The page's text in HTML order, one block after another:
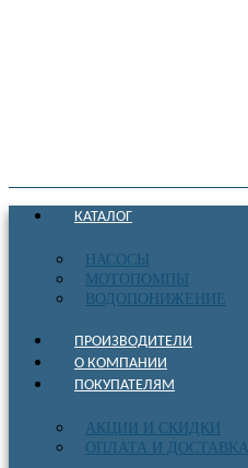
КАТАЛОГ
НАСОСЫ
МОТОПОМПЫ
ВОДОПОНИЖЕНИЕ
ПРОИЗВОДИТЕЛИ
О КОМПАНИИ
ПОКУПАТЕЛЯМ
АКЦИИ И СКИДКИ
ОПЛАТА И ДОСТАВКА